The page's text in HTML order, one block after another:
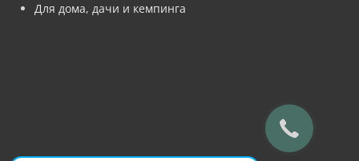
Для дома, дачи и кемпинга